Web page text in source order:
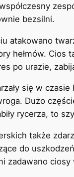
bezsilni.
atakowano
hełmów.
po urazie,
się w
Dużo
rycerza, to
także
do
zadawano ciosy